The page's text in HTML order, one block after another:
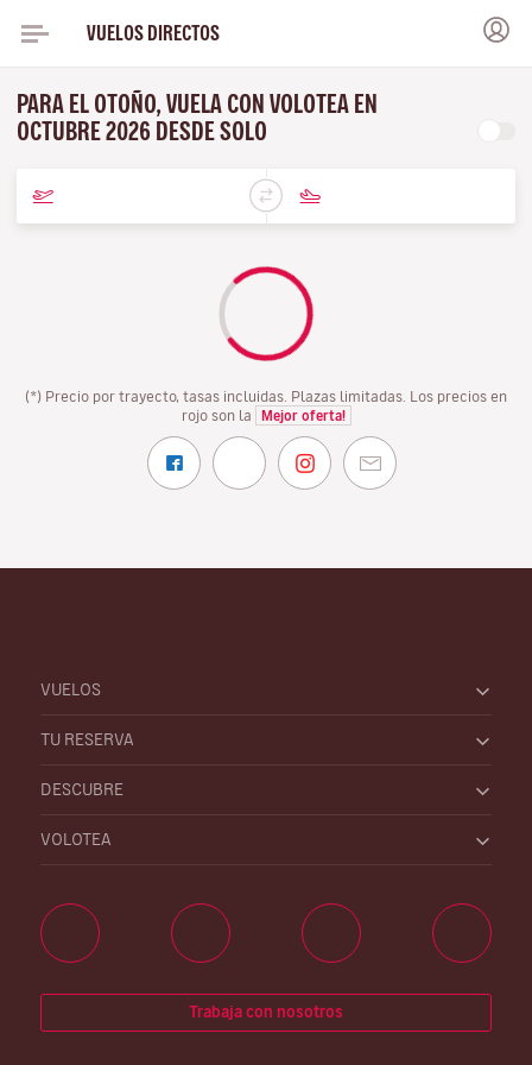
VUELOS DIRECTOS
PARA EL OTOÑO, VUELA CON VOLOTEA EN
OCTUBRE 2026 DESDE SOLO
(*) Precio por trayecto, tasas incluidas. Plazas limitadas. Los precios en
rojo son la
Mejor oferta!
VUELOS
TU RESERVA
DESCUBRE
VOLOTEA
Trabaja con nosotros